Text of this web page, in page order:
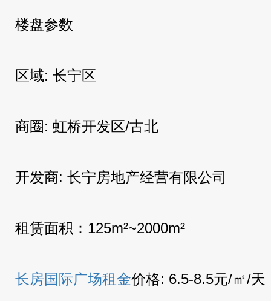
楼盘参数
区域: 长宁区
商圈: 虹桥开发区/古北
开发商: 长宁房地产经营有限公司
租赁面积：125m²~2000m²
长房国际广场租金价格: 6.5-8.5元/㎡/天